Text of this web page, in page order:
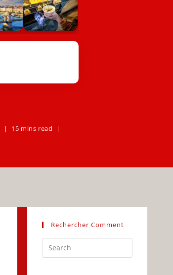
15 mins read
Rechercher Comment
Escape